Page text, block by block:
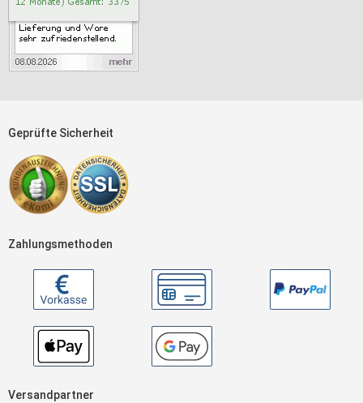
Geprüfte Sicherheit
Zahlungsmethoden
Versandpartner